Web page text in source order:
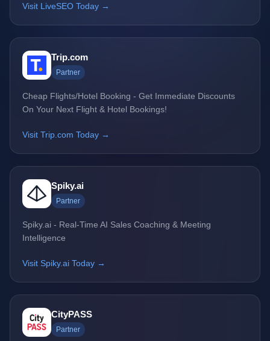
Visit LiveSEO Today →
Trip.com
Partner
Cheap Flights/Hotel Booking - Get Immediate Discounts
On Your Next Flight & Hotel Bookings!
Visit Trip.com Today →
Spiky.ai
Partner
Spiky.ai - Real-Time AI Sales Coaching & Meeting
Intelligence
Visit Spiky.ai Today →
CityPASS
Partner